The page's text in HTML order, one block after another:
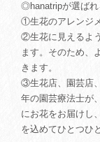
◎hanatripが選ばれ
①生花のアレンジ
②生花に見えるよ
ます。そのため、
きます。
③生花店、園芸店
年の園芸療法士が
にお花をお届けし
を込めてひとつひ